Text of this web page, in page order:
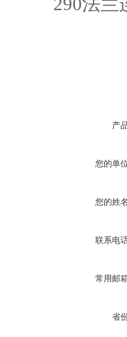
290法兰
产
您的单
您的姓
联系电
常用邮
省